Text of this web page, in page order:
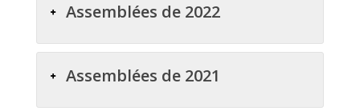
Assemblées de 2022
Assemblées de 2021